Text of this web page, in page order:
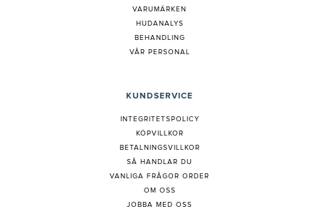
VARUMÄRKEN
HUDANALYS
BEHANDLING
VÅR PERSONAL
KUNDSERVICE
INTEGRITETSPOLICY
KÖPVILLKOR
BETALNINGSVILLKOR
SÅ HANDLAR DU
VANLIGA FRÅGOR ORDER
OM OSS
JOBBA MED OSS